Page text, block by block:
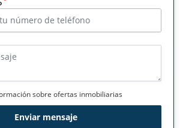
sobre ofertas inmobiliarias
Enviar mensaje